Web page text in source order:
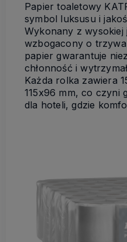
Papier toaletowy
symbol luksusu i
Wykonany z wysokiej
wzbogacony o
papier gwarantuje
chłonność i
Każda rolka zawiera
115x96 mm, co czyni
dla hoteli, gdzie